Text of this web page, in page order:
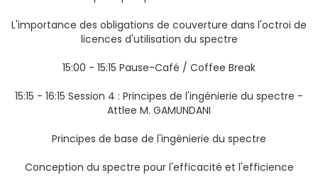
L'importance des obligations de couverture dans l'octroi de
licences d'utilisation du spectre
15:00 - 15:15 Pause-Café / Coffee Break
15:15 - 16:15 Session 4 : Principes de l'ingénierie du spectre -
Attlee M. GAMUNDANI
Principes de base de l'ingénierie du spectre
Conception du spectre pour l'efficacité et l'efficience